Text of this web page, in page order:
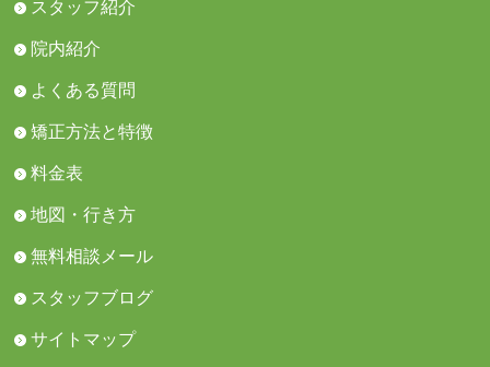
スタッフ紹介
院内紹介
よくある質問
矯正方法と特徴
料金表
地図・行き方
無料相談メール
スタッフブログ
サイトマップ